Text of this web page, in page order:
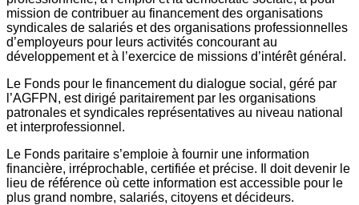
mission de contribuer au financement des organisations
syndicales de salariés et des organisations professionnelles
d’employeurs pour leurs activités concourant au
développement et à l’exercice de missions d’intérêt général.
Le Fonds pour le financement du dialogue social, géré par
l’AGFPN, est dirigé paritairement par les organisations
patronales et syndicales représentatives au niveau national
et interprofessionnel.
Le Fonds paritaire s’emploie à fournir une information
financière, irréprochable, certifiée et précise. Il doit devenir le
lieu de référence où cette information est accessible pour le
plus grand nombre, salariés, citoyens et décideurs.